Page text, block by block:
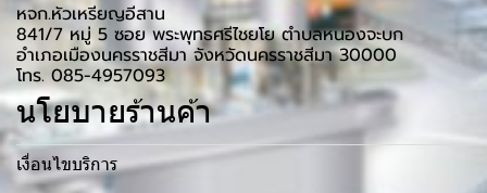
หจก.หัวเหรียญอีสาน
841/7 หมู่ 5 ซอย พระพุทธศรีไชยโย ตำบลหนองจะบก
อำเภอเมืองนครราชสีมา จังหวัดนครราชสีมา 30000
โทร. 085-4957093
นโยบายร้านค้า
เงื่อนไขบริการ